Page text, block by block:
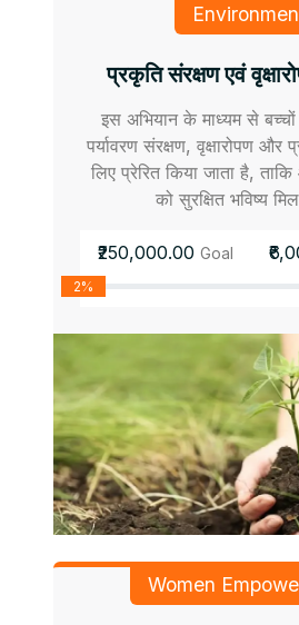
प्रकृति संरक्षण एवं
इस अभियान के माध्यम से
पर्यावरण संरक्षण, वृक्षारोपण
लिए प्रेरित किया जाता है,
को सुरक्षित भविष्य
₹250,000.00 Goal
2%
Women